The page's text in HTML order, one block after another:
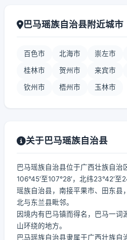
巴马瑶族自治县附近城市
百色市 北海市 崇左市
桂林市 贺州市 来宾市
钦州市 梧州市 玉林市
关于巴马瑶族自治县
巴马瑶族自治县位于广西壮族自治
106°45′至107°28′，北纬23°42′
瑶族自治县，南接平果市、田东县
北与东兰县毗邻。
因境内有巴马镇而得名，巴马一词
山环绕的地方。
巴马瑶族自治县隶属于广西壮族自